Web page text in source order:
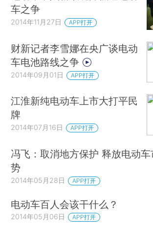
车之争
2014年11月27日 APP打开
财新记者李雪娜在央广谈电动
车电池路线之争
2014年09月01日 APP打开
江淮新纯电动车上市大打平民
牌
2014年07月16日 APP打开
冯飞：取消地方保护 释放电动
势
2014年05月28日 APP打开
电动车百人会该干什么？
2014年05月06日 APP打开